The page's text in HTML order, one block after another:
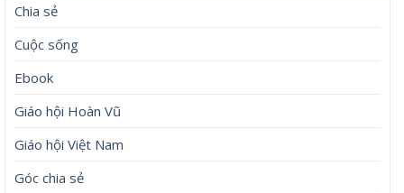
Chia sẻ
Cuộc sống
Ebook
Giáo hội Hoàn Vũ
Giáo hội Việt Nam
Góc chia sẻ